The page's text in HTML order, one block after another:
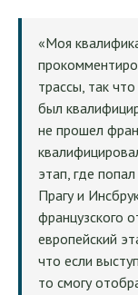
«Моя
трассы, так
был
не прошел
этап, где
Прагу и
французского
европейский
что если
то смогу